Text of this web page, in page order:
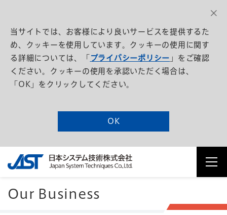
当サイトでは、お客様により良いサービスを提供するた
め、クッキーを使用しています。クッキーの使用に関す
る詳細については、「 プライバシーポリシー 」をご確認
ください。クッキーの使用を承認いただく場合は、
「OK」をクリックしてください。
OK
Our Business